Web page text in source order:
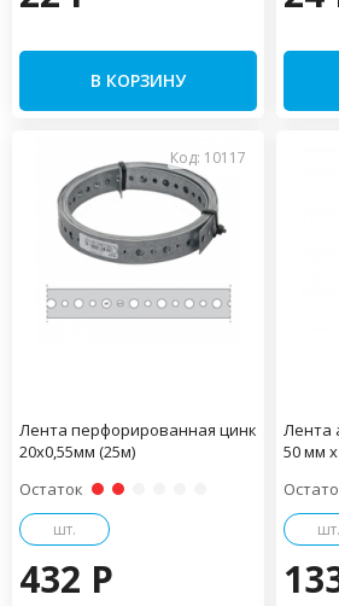
В КОРЗИНУ
Код: 10117
Лента перфорированная цинк
20х0,55мм (25м)
Остаток
шт.
432 P
Лента
50 мм
шт.